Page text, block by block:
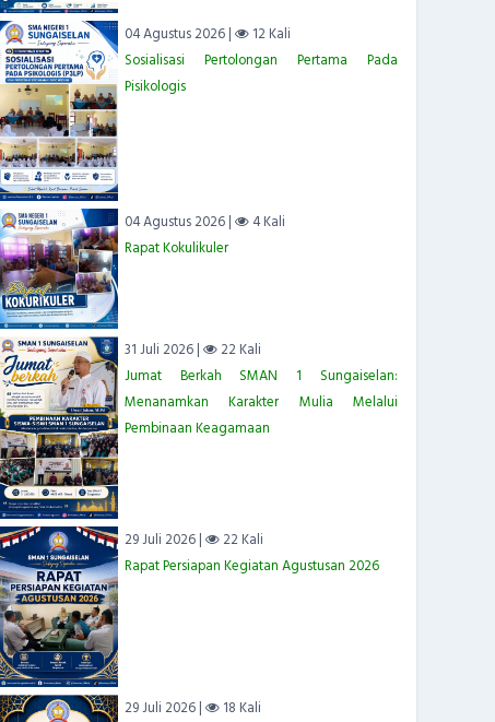
04 Agustus 2026 |
12 Kali
Sosialisasi Pertolongan Pertama Pada
Pisikologis
04 Agustus 2026 |
4 Kali
Rapat Kokulikuler
31 Juli 2026 |
22 Kali
Jumat Berkah SMAN 1 Sungaiselan:
Menanamkan Karakter Mulia Melalui
Pembinaan Keagamaan
29 Juli 2026 |
22 Kali
Rapat Persiapan Kegiatan Agustusan 2026
29 Juli 2026 |
18 Kali